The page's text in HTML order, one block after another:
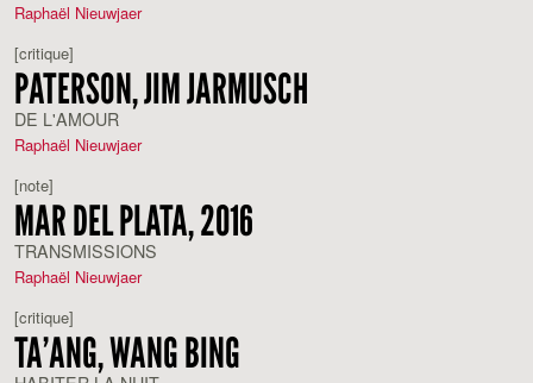
Raphaël Nieuwjaer
[critique]
PATERSON, JIM JARMUSCH
DE L'AMOUR
Raphaël Nieuwjaer
[note]
MAR DEL PLATA, 2016
TRANSMISSIONS
Raphaël Nieuwjaer
[critique]
TA’ANG, WANG BING